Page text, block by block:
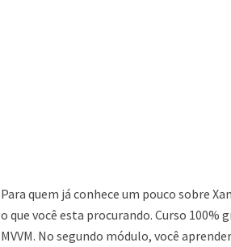
Para quem já conhece um pouco sobre
o que você esta procurando. Curso
MVVM. No segundo módulo, você